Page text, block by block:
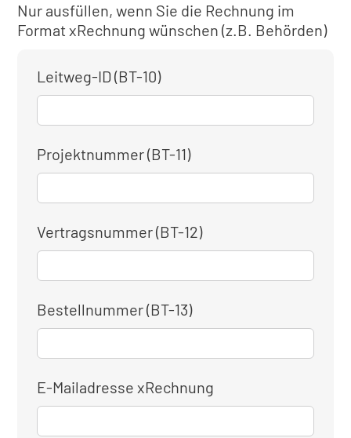
Nur ausfüllen, wenn Sie die Rechnung im
Format xRechnung wünschen (z.B. Behörden)
Leitweg-ID (BT-10)
Projektnummer (BT-11)
Vertragsnummer (BT-12)
Bestellnummer (BT-13)
E-Mailadresse xRechnung